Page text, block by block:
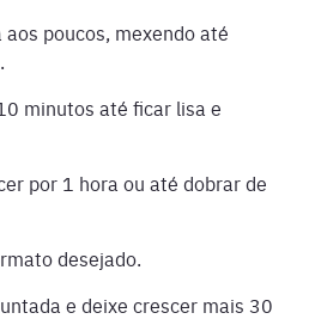
poucos, mexendo até
minutos até ficar lisa e
por 1 hora ou até dobrar de
desejado.
e deixe crescer mais 30